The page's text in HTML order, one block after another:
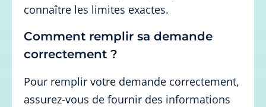
connaître les limites exactes.
Comment remplir sa demande
correctement ?
Pour remplir votre demande correctement,
assurez-vous de fournir des informations